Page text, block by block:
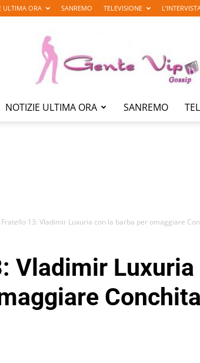
ULTIMA ORA SANREMO TELEVISIONE
NOTIZIE ULTIMA ORA SANREMO
13: Vladimir Luxuria con la barba per omaggiare
Vladimir Luxuria
Conchita